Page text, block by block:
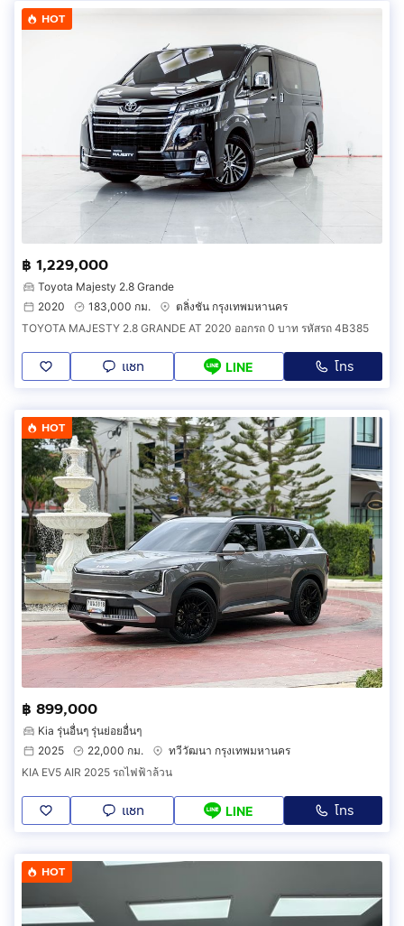
HOT
฿ 1,229,000
Toyota Majesty 2.8 Grande
2020
183,000 กม.
ตลิ่งชัน กรุงเทพมหานคร
TOYOTA MAJESTY 2.8 GRANDE AT 2020 ออกรถ 0 บาท รหัสรถ 4B385
แชท LINE โทร
HOT
฿ 899,000
Kia รุ่นอื่นๆ รุ่นย่อยอื่นๆ
2025
22,000 กม.
ทวีวัฒนา กรุงเทพมหานคร
KIA EV5 AIR 2025 รถไฟฟ้าล้วน
แชท LINE โทร
HOT